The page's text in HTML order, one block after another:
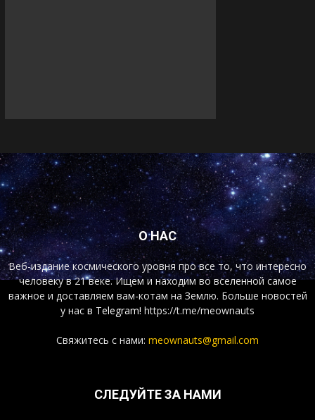
О НАС
Веб-издание космического уровня про все то, что интересно
человеку в 21 веке. Ищем и находим во вселенной самое
важное и доставляем вам-котам на Землю. Больше новостей
у нас в Telegram! https://t.me/meownauts
Свяжитесь с нами: meownauts@gmail.com
СЛЕДУЙТЕ ЗА НАМИ